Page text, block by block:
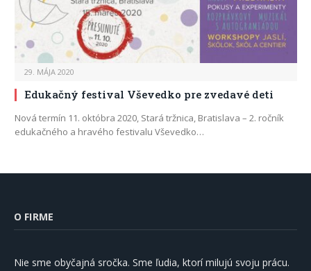
29. MÁJA 2020
Edukačný festival Vševedko pre zvedavé deti
Nová termín 11. októbra 2020, Stará tržnica, Bratislava – 2. ročník
edukačného a hravého festivalu Vševedko…
O FIRME
Nie sme obyčajná sročka. Sme ľudia, ktorí milujú svoju prácu.